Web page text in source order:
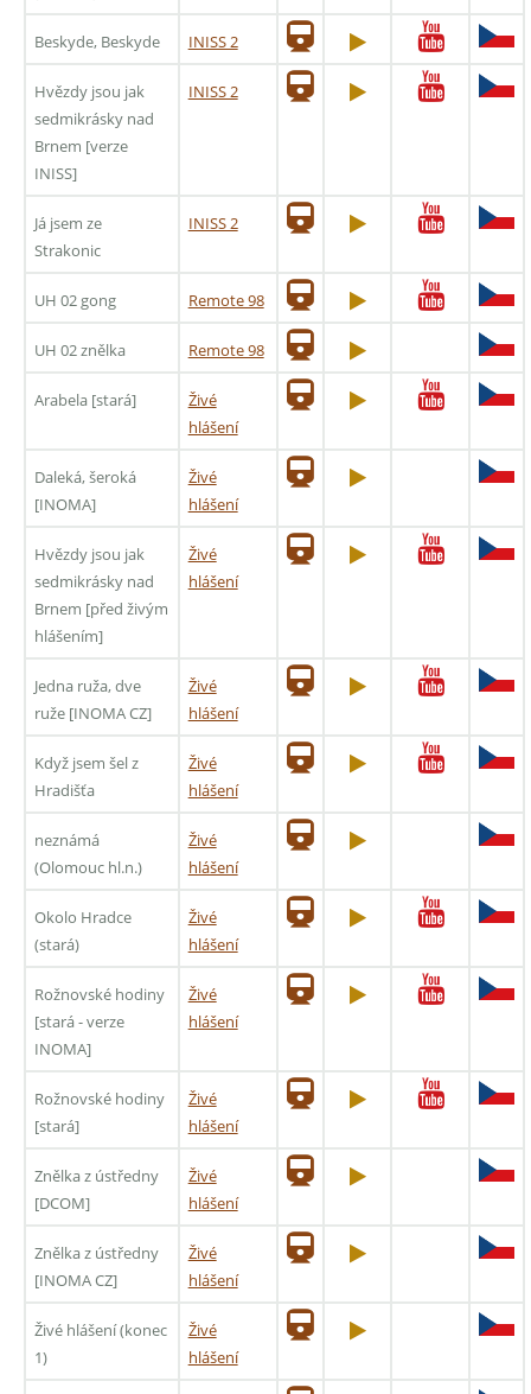
Beskyde, Beskyde INISS 2
Hvězdy jsou jak
sedmikrásky nad
Brnem [verze
INISS]
INISS 2
Já jsem ze
Strakonic
INISS 2
UH 02 gong Remote 98
UH 02 znělka Remote 98
Arabela [stará]
Živé
hlášení
Daleká, šeroká
[INOMA]
Živé
hlášení
Hvězdy jsou jak
sedmikrásky nad
Brnem [před živým
hlášením]
Živé
hlášení
Jedna ruža, dve
ruže [INOMA CZ]
Živé
hlášení
Když jsem šel z
Hradišťa
Živé
hlášení
neznámá
(Olomouc hl.n.)
Živé
hlášení
Okolo Hradce
(stará)
Živé
hlášení
Rožnovské hodiny
[stará - verze
INOMA]
Živé
hlášení
Rožnovské hodiny
[stará]
Živé
hlášení
Znělka z ústředny
[DCOM]
Živé
hlášení
Znělka z ústředny
[INOMA CZ]
Živé
hlášení
Živé hlášení (konec
1)
Živé
hlášení